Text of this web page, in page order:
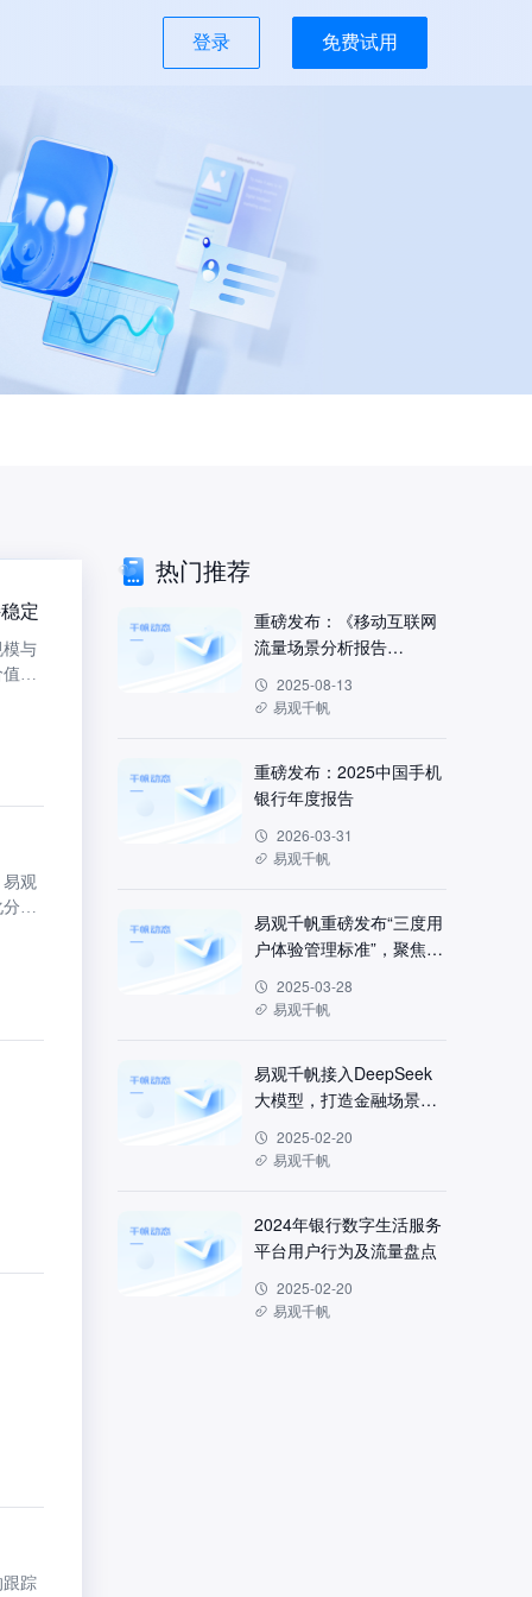
登录 免费试用
定
模与
重
易观
跟踪
热门推荐
重磅发布：《移动互联网
流量场景分析报告
2025H1》—谁在崛起？谁
正沉默？万字长文解读
2025-08-13
易观千帆
重磅发布：2025中国手机
银行年度报告
2026-03-31
易观千帆
易观千帆重磅发布“三度用
户体验管理标准”，聚焦金
融用户体验提升
2025-03-28
易观千帆
易观千帆接入DeepSeek
大模型，打造金融场景数
据智能新引擎
2025-02-20
易观千帆
2024年银行数字生活服务
平台用户行为及流量盘点
2025-02-20
易观千帆